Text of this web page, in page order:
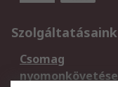
Szolgáltatásaink
Csomag
nyomonkövetése